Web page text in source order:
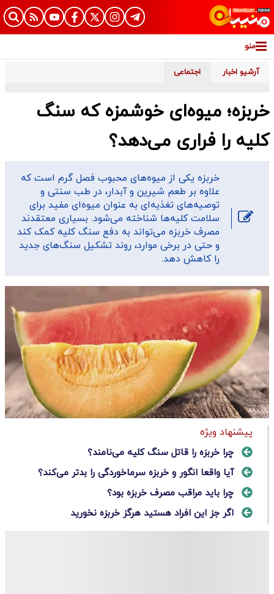
منو
آرشیو اخبار اجتماعی
خربزه؛ میوه‌ای خوشمزه که سنگ
کلیه را فراری می‌دهد؟
خربزه یکی از میوه‌های محبوب فصل گرم است که
علاوه بر طعم شیرین و آبدار، در طب سنتی و
توصیه‌های تغذیه‌ای به عنوان میوه‌ای مفید برای
سلامت کلیه‌ها شناخته می‌شود. بسیاری معتقدند
مصرف خربزه می‌تواند به دفع سنگ کلیه کمک کند
و حتی در برخی موارد، روند تشکیل سنگ‌های جدید
را کاهش دهد.
پیشنهاد ویژه
چرا خربزه را قاتل سنگ کلیه می‌نامند؟
آیا واقعا انگور و خربزه سرماخوردگی را بدتر می‌کند؟
چرا باید مراقب مصرف خربزه بود؟
اگر جز این افراد هستید هرگز خربزه نخورید